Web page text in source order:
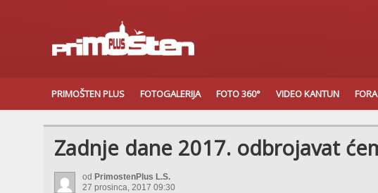
PRIMOŠTEN PLUS FOTOGALERIJA FOTO 360° VIDEO KANTUN
Zadnje dane 2017. odbrojavat
od PrimostenPlus L.S.
27 prosinca, 2017 09:30